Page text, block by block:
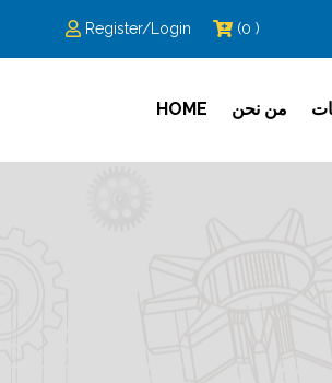
Register/Login (0 )
HOME من نحن